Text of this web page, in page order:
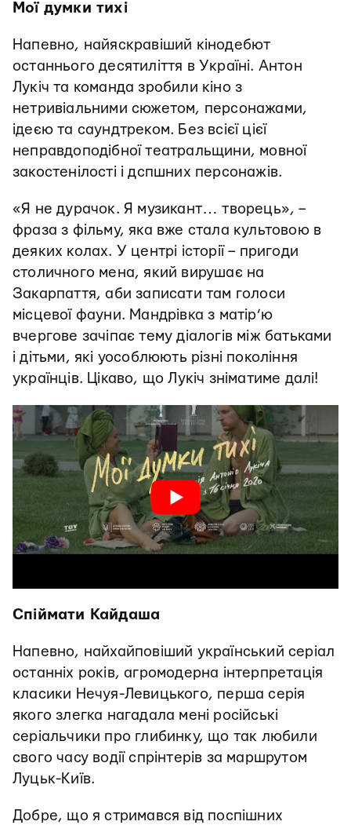
Мої думки тихі
Напевно, найяскравіший кінодебют
останнього десятиліття в Україні. Антон
Лукіч та команда зробили кіно з
нетривіальними сюжетом, персонажами,
ідеєю та саундтреком. Без всієї цієї
неправдоподібної театральщини, мовної
закостенілості і дспшних персонажів.
«Я не дурачок. Я музикант… творець», –
фраза з фільму, яка вже стала культовою в
деяких колах. У центрі історії – пригоди
столичного мена, який вирушає на
Закарпаття, аби записати там голоси
місцевої фауни. Мандрівка з матір’ю
вчергове зачіпає тему діалогів між батьками
і дітьми, які уособлюють різні покоління
українців. Цікаво, що Лукіч зніматиме далі!
Спіймати Кайдаша
Напевно, найхайповіший український серіал
останніх років, агромодерна інтерпретація
класики Нечуя-Левицького, перша серія
якого злегка нагадала мені російські
серіальчики про глибинку, що так любили
свого часу водії спрінтерів за маршрутом
Луцьк-Київ.
Добре, що я стримався від поспішних